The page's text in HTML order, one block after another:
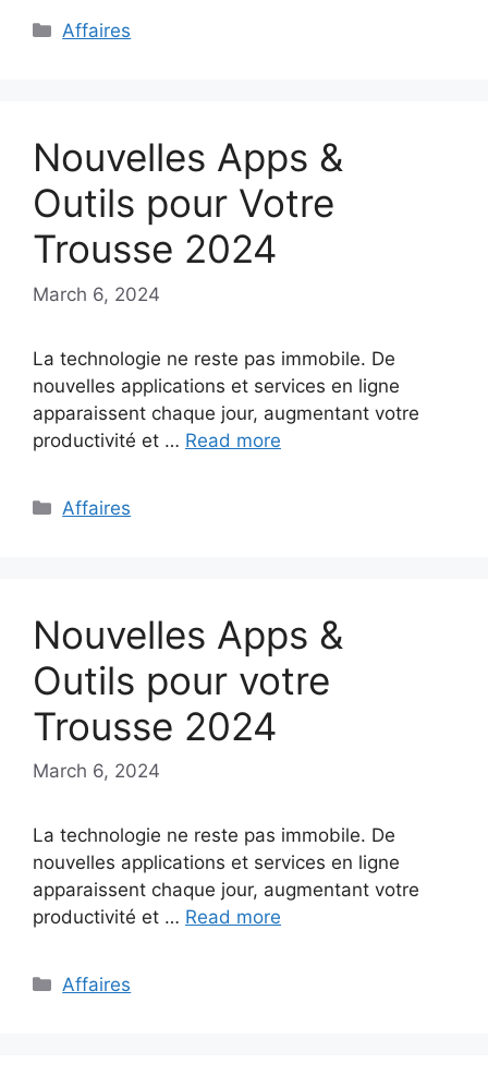
Categories
Affaires
Nouvelles Apps &
Outils pour Votre
Trousse 2024
March 6, 2024
La technologie ne reste pas immobile. De
nouvelles applications et services en ligne
apparaissent chaque jour, augmentant votre
productivité et … Read more
Categories
Affaires
Nouvelles Apps &
Outils pour votre
Trousse 2024
March 6, 2024
La technologie ne reste pas immobile. De
nouvelles applications et services en ligne
apparaissent chaque jour, augmentant votre
productivité et … Read more
Categories
Affaires